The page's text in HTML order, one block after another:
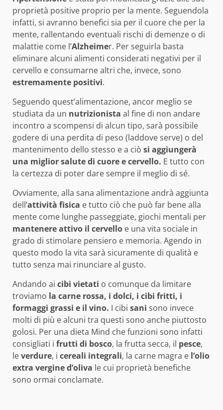
proprietà positive proprio per la mente. Seguendola
infatti, si avranno benefici sia per il cuore che per la
mente, rallentando eventuali rischi di demenze o di
malattie come l’Alzheimer. Per seguirla basta
eliminare alcuni alimenti considerati negativi per il
cervello e consumarne altri che, invece, sono
estremamente positivi.
Seguendo quest’alimentazione, ancor meglio se
studiata da un nutrizionista al fine di non andare
incontro a scompensi di alcun tipo, sarà possibile
godere di una perdita di peso (laddove serve) o del
mantenimento dello stesso e a ciò si aggiungerà
una miglior salute di cuore e cervello. E tutto con
la certezza di poter dare sempre il meglio di sé.
Ovviamente, alla sana alimentazione andrà aggiunta
dell’attività fisica e tutto ciò che può far bene alla
mente come lunghe passeggiate, giochi mentali per
mantenere attivo il cervello e una vita sociale in
grado di stimolare pensiero e memoria. Agendo in
questo modo la vita sarà sicuramente di qualità e
tutto senza mai rinunciare al gusto.
Andando ai cibi vietati o comunque da limitare
troviamo la carne rossa, i dolci, i cibi fritti, i
formaggi grassi e il vino. I cibi sani sono invece
molti di più e alcuni tra questi sono anche piuttosto
golosi. Per una dieta Mind che funzioni sono infatti
consigliati i frutti di bosco, la frutta secca, il pesce,
leverdure, i cereali integrali, la carne magra e l’olio
extra vergine d’oliva le cui proprietà benefiche
sono ormai conclamate.